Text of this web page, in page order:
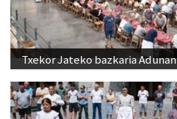
Txekor Jateko bazkaria Adunan